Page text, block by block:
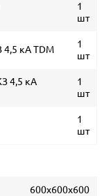
1
шт
кА TDM
1
шт
4,5 кА
1
шт
1
шт
600х600х600